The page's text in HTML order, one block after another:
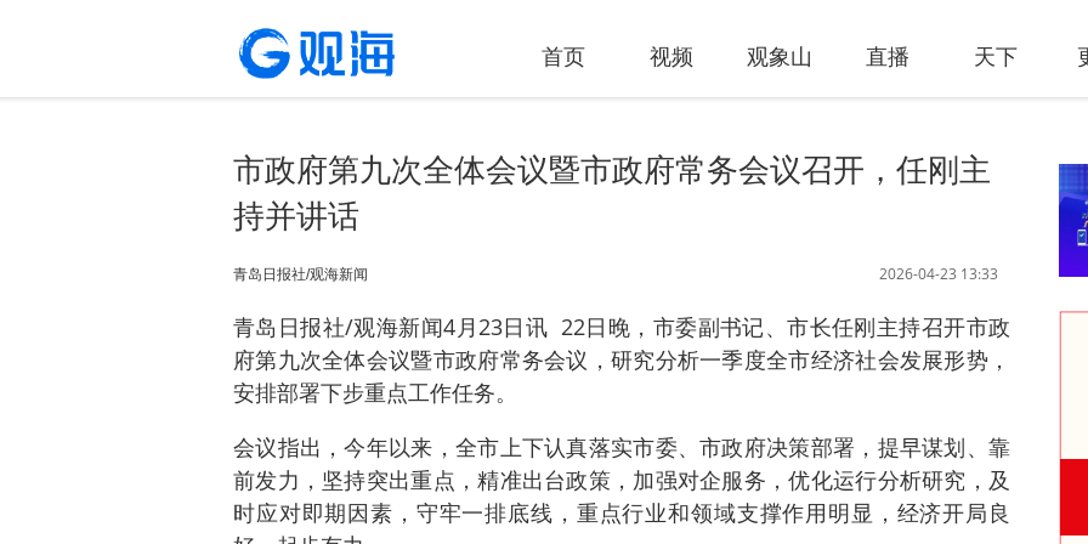
首页 视频 观象山 直播 天下
市政府第九次全体会议暨市政府常务会议召开，任刚主
持并讲话
2026-04-23 13:33
青岛日报社/观海新闻
青岛日报社/观海新闻4月23日讯 22日晚，市委副书记、市长任刚主持召开市政
府第九次全体会议暨市政府常务会议，研究分析一季度全市经济社会发展形势，
安排部署下步重点工作任务。
会议指出，今年以来，全市上下认真落实市委、市政府决策部署，提早谋划、靠
前发力，坚持突出重点，精准出台政策，加强对企服务，优化运行分析研究，及
时应对即期因素，守牢一排底线，重点行业和领域支撑作用明显，经济开局良